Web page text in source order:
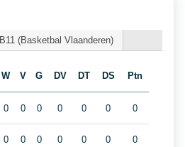
(Basketbal Vlaanderen)
W V G DV DT DS Ptn
0 0 0 0 0 0 0
0 0 0 0 0 0 0